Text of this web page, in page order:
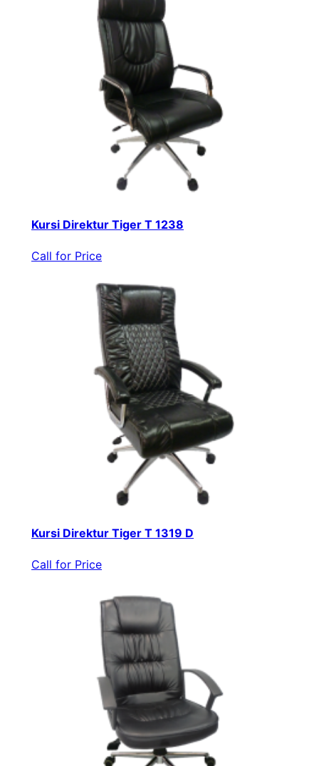
Kursi Direktur Tiger T 1238
Call for Price
Kursi Direktur Tiger T 1319 D
Call for Price